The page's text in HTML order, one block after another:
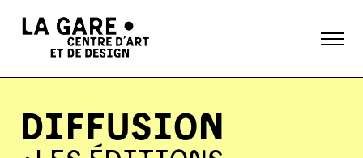
DIFFUSION